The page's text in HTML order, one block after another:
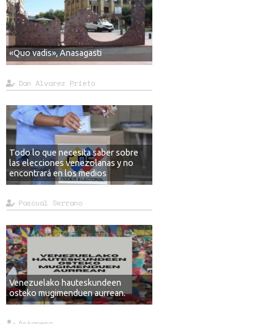
«Quo vadis», Anasagasti
Dan Alvarez Prieto
Todo lo que necesita saber sobre
las elecciones venezolanas y no
encontrará en los medios
Pascual Serrano
Venezuelako hauteskundeen
osteko mugimenduen aurrean.